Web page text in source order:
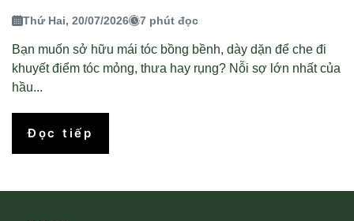
Thứ Hai, 20/07/2026 7 phút đọc
Bạn muốn sở hữu mái tóc bồng bềnh, dày dặn để che đi
khuyết điểm tóc mỏng, thưa hay rụng? Nỗi sợ lớn nhất của
hầu...
Đọc tiếp